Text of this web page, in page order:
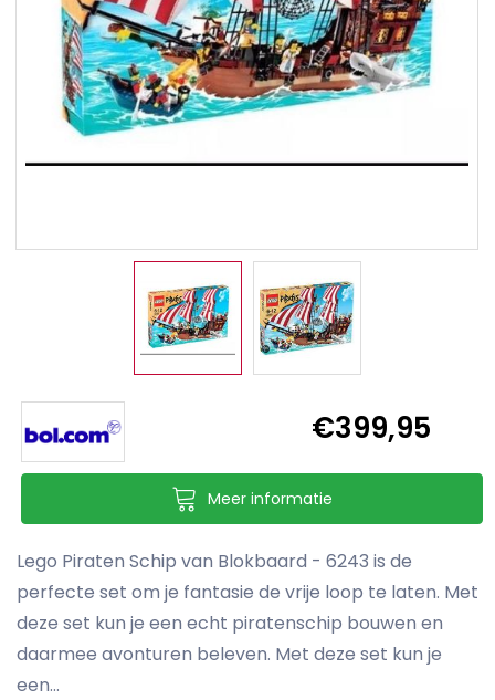
€399,95
Meer informatie
Lego Piraten Schip van Blokbaard - 6243 is de
perfecte set om je fantasie de vrije loop te laten. Met
deze set kun je een echt piratenschip bouwen en
daarmee avonturen beleven. Met deze set kun je
een...